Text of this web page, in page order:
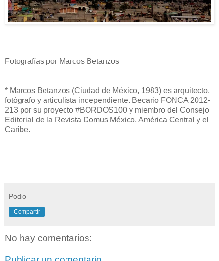
Fotografías por Marcos Betanzos
* Marcos Betanzos (Ciudad de México, 1983) es arquitecto,
fotógrafo y articulista independiente. Becario FONCA 2012-
213 por su proyecto #BORDOS100 y miembro del Consejo
Editorial de la Revista Domus México, América Central y el
Caribe.
Podio
Compartir
No hay comentarios: